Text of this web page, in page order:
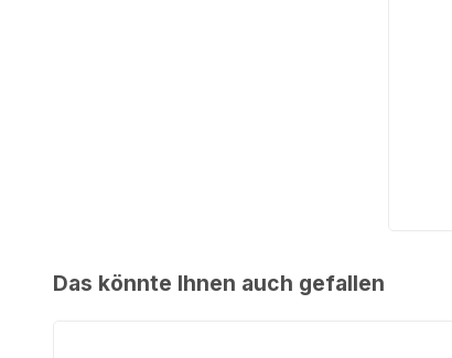
Das könnte Ihnen auch gefallen